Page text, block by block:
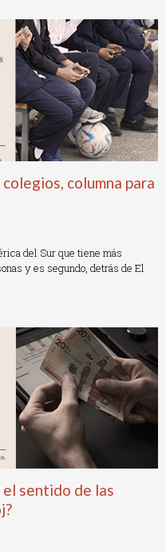
columna para
del Sur que tiene más
y es segundo, detrás de El
el sentido de las